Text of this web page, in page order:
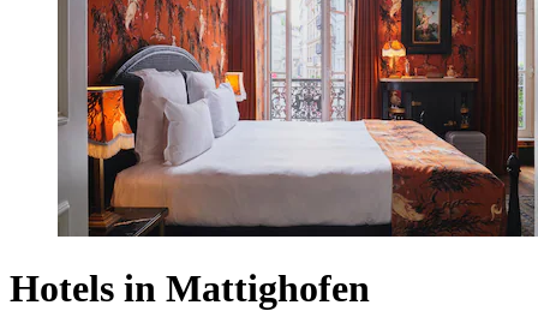
Hotels in Mattighofen